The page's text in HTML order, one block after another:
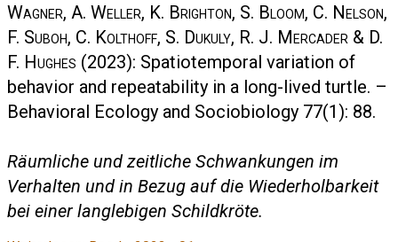
Wagner, A. Weller, K. Brighton, S. Bloom, C. Nelson,
F. Suboh, C. Kolthoff, S. Dukuly, R. J. Mercader & D.
F. Hughes (2023): Spatiotemporal variation of
behavior and repeatability in a long-lived turtle. –
Behavioral Ecology and Sociobiology 77(1): 88.
Räumliche und zeitliche Schwankungen im
Verhalten und in Bezug auf die Wiederholbarkeit
bei einer langlebigen Schildkröte.